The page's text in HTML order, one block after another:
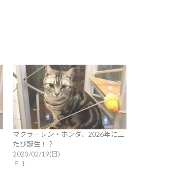
マクラーレン・ホンダ、2026年に三
たび誕生！？
2023/02/19(日)
Ｆ１